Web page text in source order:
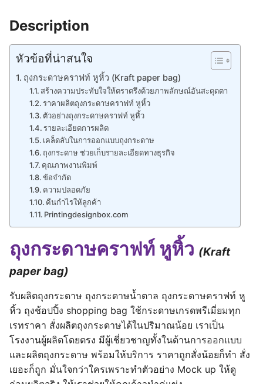
Description
หัวข้อที่น่าสนใจ
ถุงกระดาษคราฟท์ หูหิ้ว (Kraft paper bag)
สร้างความประทับใจให้ตราตรึงด้วยภาพลักษณ์อันสะดุดตา
ราคาผลิตถุงกระดาษคราฟท์ หูหิ้ว
ตัวอย่างถุงกระดาษคราฟท์ หูหิ้ว
รายละเอียดการผลิต
เคล็ดลับในการออกแบบถุงกระดาษ
ถุงกระดาษ ช่วยเก็บรายละเอียดทางธุรกิจ
คุณภาพงานพิมพ์
ข้อจำกัด
ความปลอดภัย
คืนกำไรให้ลูกค้า
Printingdesignbox.com
ถุงกระดาษคราฟท์ หูหิ้ว (Kraft
paper bag)
รับผลิตถุงกระดาษ ถุงกระดาษน้ำตาล ถุงกระดาษคราฟท์ หู
หิ้ว ถุงช้อปปิ้ง shopping bag ใช้กระดาษเกรดพรีเมี่ยมทุก
เรทราคา สั่งผลิตถุงกระดาษได้ในปริมาณน้อย เราเป็น
โรงงานผู้ผลิตโดยตรง มีผู้เชี่ยวชาญทั้งในด้านการออกแบบ
และผลิตถุงกระดาษ พร้อมให้บริการ ราคาถูกสั่งน้อยก็ทำ สั่ง
เยอะก็ถูก มั่นใจกว่าใครเพราะทำตัวอย่าง Mock up ให้ดู